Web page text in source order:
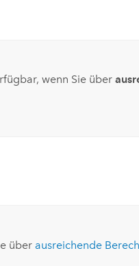
wenn Sie über
über ausreichende